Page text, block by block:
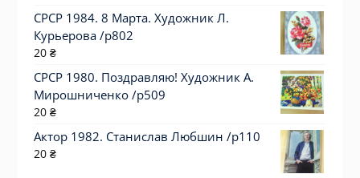
СРСР 1984. 8 Марта. Художник Л.
Курьерова /р802
20 ₴
СРСР 1980. Поздравляю! Художник А.
Мирошниченко /р509
20 ₴
Актор 1982. Станислав Любшин /p110
20 ₴